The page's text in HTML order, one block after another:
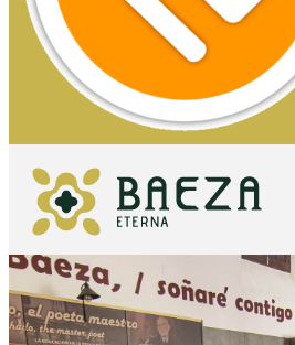
QUÉ VER
IMPRESCINDIBLES
QUÉ